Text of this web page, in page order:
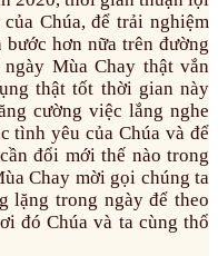
Chúa, để trải nghiệm
hơn nữa trên đường
Mùa Chay thật vắn
thật tốt thời gian này
cường việc lắng nghe
tình yêu của Chúa và để
đổi mới thế nào trong
Chay mời gọi chúng ta
lặng trong ngày để theo
đó Chúa và ta cùng thổ